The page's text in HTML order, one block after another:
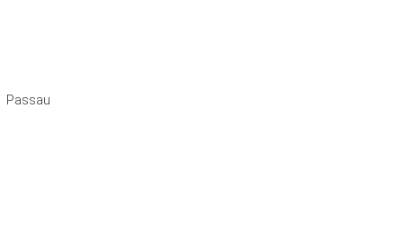
Passau